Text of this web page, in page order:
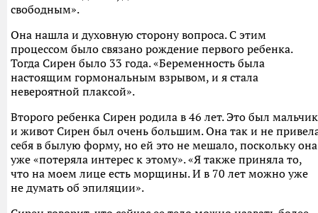
свободным».
Она нашла и духовную сторону вопроса. С этим
процессом было связано рождение первого ребенка.
Тогда Сирен было 33 года. «Беременность была
настоящим гормональным взрывом, и я стала
невероятной плаксой».
Второго ребенка Сирен родила в 46 лет. Это был
и живот Сирен был очень большим. Она так и не
себя в былую форму, но ей это не мешало, поскольку она
уже «потеряла интерес к этому». «Я также приняла то,
что на моем лице есть морщины. И в 70 лет можно уже
не думать об эпиляции».